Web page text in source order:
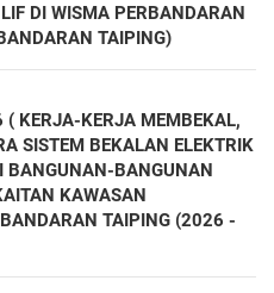
DI WISMA PERBANDARAN
TAIPING)
KERJA-KERJA MEMBEKAL,
SISTEM BEKALAN ELEKTRIK
BANGUNAN-BANGUNAN
KAWASAN
TAIPING (2026 -